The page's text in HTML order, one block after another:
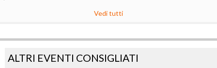
Vedi tutti
ALTRI EVENTI CONSIGLIATI